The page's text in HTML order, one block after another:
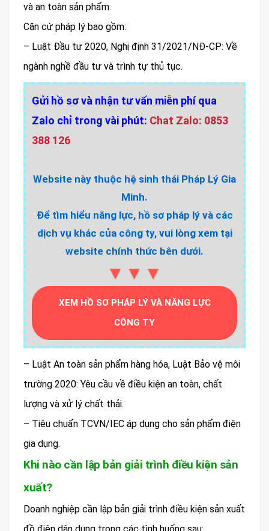
và an toàn sản phẩm.
Căn cứ pháp lý bao gồm:
– Luật Đầu tư 2020, Nghị định 31/2021/NĐ-CP: Về
ngành nghề đầu tư và trình tự thủ tục.
Gửi hồ sơ và nhận tư vấn miễn phí qua
Zalo chỉ trong vài phút: Chat Zalo: 0853
388 126
Website này thuộc hệ sinh thái Pháp Lý Gia
Minh.
Để tìm hiểu năng lực, hồ sơ pháp lý và các
dịch vụ khác của công ty, vui lòng xem tại
website chính thức bên dưới.
▼▼▼
XEM HỒ SƠ PHÁP LÝ VÀ NĂNG LỰC
CÔNG TY
– Luật An toàn sản phẩm hàng hóa, Luật Bảo vệ môi
trường 2020: Yêu cầu về điều kiện an toàn, chất
lượng và xử lý chất thải.
– Tiêu chuẩn TCVN/IEC áp dụng cho sản phẩm điện
gia dụng.
Khi nào cần lập bản giải trình điều kiện sản
xuất?
Doanh nghiệp cần lập bản giải trình điều kiện sản xuất